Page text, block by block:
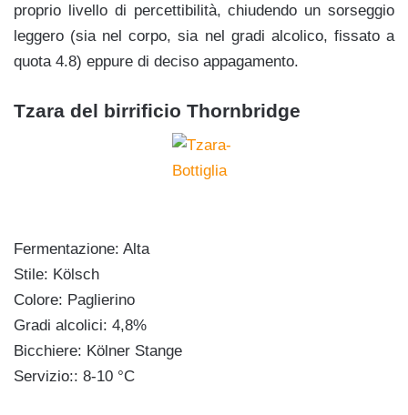
proprio livello di percettibilità, chiudendo un sorseggio
leggero (sia nel corpo, sia nel gradi alcolico, fissato a
quota 4.8) eppure di deciso appagamento.
Tzara del birrificio Thornbridge
Fermentazione: Alta
Stile: Kölsch
Colore: Paglierino
Gradi alcolici: 4,8%
Bicchiere: Kölner Stange
Servizio:: 8-10 °C